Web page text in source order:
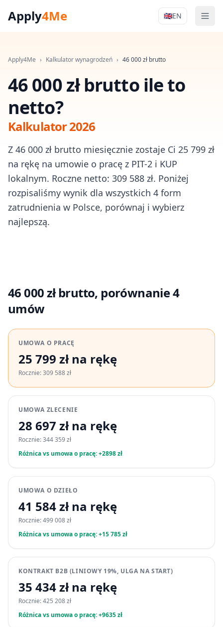
Apply4Me 🇬🇧EN
Apply4Me
Apply4Me › Kalkulator wynagrodzeń › 46 000zł brutto
46 000 zł brutto ile to
netto?
Kalkulator 2026
Z 46 000 zł brutto miesięcznie zostaje Ci 25 799 zł
na rękę na umowie o pracę z PIT-2 i KUP
lokalnym. Roczne netto: 309 588 zł. Poniżej
rozpisaliśmy wynik dla wszystkich 4 form
zatrudnienia w Polsce, porównaj i wybierz
najlepszą.
46 000 zł brutto, porównanie 4
umów
UMOWA O PRACĘ
25 799 zł na rękę
Rocznie: 309 588 zł
UMOWA ZLECENIE
28 697 zł na rękę
Rocznie: 344 359 zł
Różnica vs umowa o pracę: +2898 zł
UMOWA O DZIEŁO
41 584 zł na rękę
Rocznie: 499 008 zł
Różnica vs umowa o pracę: +15 785 zł
KONTRAKT B2B (LINIOWY 19%, ULGA NA START)
35 434 zł na rękę
Rocznie: 425 208 zł
Różnica vs umowa o pracę: +9635 zł